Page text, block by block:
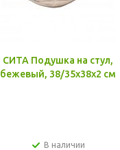
СИТА Подушка на стул,
бежевый, 38/35x38x2 см
В наличии